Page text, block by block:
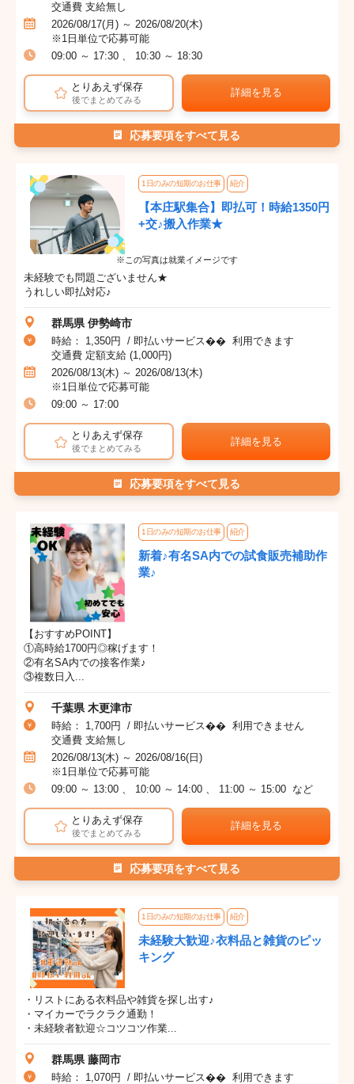
交通費 支給無し
2026/08/17(月) ～ 2026/08/20(木)
※1日単位で応募可能
09:00 ～ 17:30 、 10:30 ～ 18:30
とりあえず保存
後でまとめてみる
詳細を見る
応募要項をすべて見る
1日のみの短期のお仕事 紹介
【本庄駅集合】即払可！時給1350円
+交♪搬入作業★
※この写真は就業イメージです
未経験でも問題ございません★
うれしい即払対応♪
群馬県 伊勢崎市
時給： 1,350円 / 即払いサービス�� 利用できます
交通費 定額支給 (1,000円)
2026/08/13(木) ～ 2026/08/13(木)
※1日単位で応募可能
09:00 ～ 17:00
とりあえず保存
後でまとめてみる
詳細を見る
応募要項をすべて見る
1日のみの短期のお仕事 紹介
新着♪有名SA内での試食販売補助作
業♪
【おすすめPOINT】
①高時給1700円◎稼げます！
②有名SA内での接客作業♪
③複数日入...
千葉県 木更津市
時給： 1,700円 / 即払いサービス�� 利用できません
交通費 支給無し
2026/08/13(木) ～ 2026/08/16(日)
※1日単位で応募可能
09:00 ～ 13:00 、 10:00 ～ 14:00 、 11:00 ～ 15:00 など
とりあえず保存
後でまとめてみる
詳細を見る
応募要項をすべて見る
1日のみの短期のお仕事 紹介
未経験大歓迎♪衣料品と雑貨のピッ
キング
・リストにある衣料品や雑貨を探し出す♪
・マイカーでラクラク通勤！
・未経験者歓迎☆コツコツ作業...
群馬県 藤岡市
時給： 1,070円 / 即払いサービス�� 利用できます